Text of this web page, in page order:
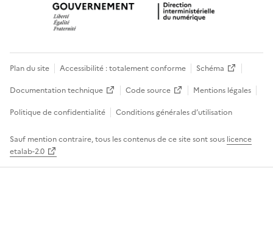
Plan du site Accessibilité : totalement conforme
Schéma
Documentation technique
Code source
Mentions légales
Politique de confidentialité
Conditions générales d’utilisation
Sauf mention contraire, tous les contenus de ce site sont sous licence
etalab-2.0